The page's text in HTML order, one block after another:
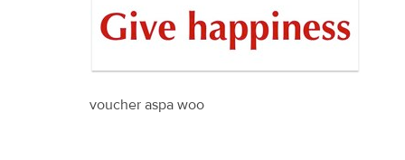
voucher aspa woo